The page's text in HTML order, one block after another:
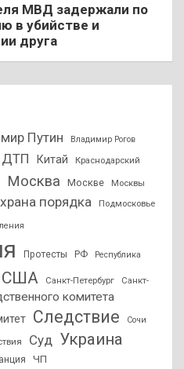
МВД задержали по
в убийстве и
друга
Путин Владимир Рогов
ДТП Китай Краснодарский
Москва Москве Москвы
порядка Подмосковье
Протесты РФ Республика
США Санкт-Петербург
Санкт-
комитета
Следствие Сочи
Суд Украина
ЧП